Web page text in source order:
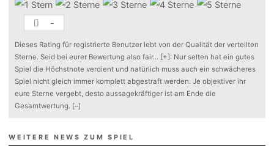
-
Dieses Rating für registrierte Benutzer lebt von der Qualität der verteilten
Sterne. Seid bei eurer Bewertung also fair... [+]: Nur selten hat ein gutes
Spiel die Höchstnote verdient und natürlich muss auch ein schwächeres
Spiel nicht gleich immer komplett abgestraft werden. Je objektiver ihr
eure Sterne vergebt, desto aussagekräftiger ist am Ende die
Gesamtwertung. [–]
WEITERE NEWS ZUM SPIEL